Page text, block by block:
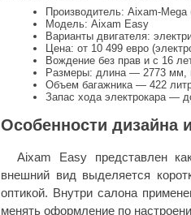
Производитель: Aixam-Mega
Модель: Aixam Easy
Варианты двигателя:
Цена: от 10 499 евро
Вождение без прав и с 16
Размеры: длина — 2773 мм,
Объем багажника — 422
Запас хода электрокара —
Особенности дизайна
Aixam Easy представлен
внешний вид выделяется
оптикой. Внутри салона
менять оформление по